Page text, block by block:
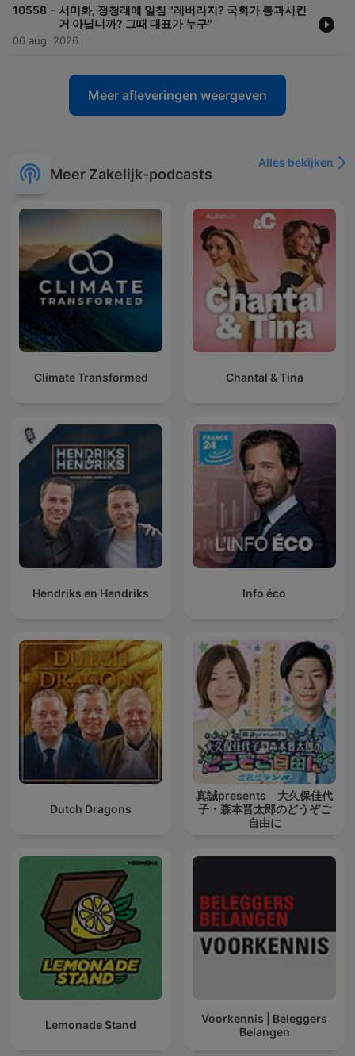
10558 - 서미화, 정청래에 일침 "레버리지? 국회가 통과시킨
거 아닙니까? 그때 대표가 누구"
06 aug. 2026
Meer afleveringen weergeven
Meer Zakelijk-podcasts
Alles bekijken
Climate Transformed Chantal & Tina
Hendriks en Hendriks Info éco
Dutch Dragons
真誠presents 大久保佳代
子・森本晋太郎のどうぞご
自由に
Lemonade Stand
Voorkennis | Beleggers
Belangen